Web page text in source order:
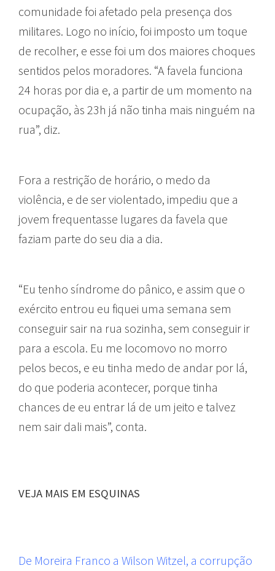
comunidade foi afetado pela presença dos
militares. Logo no início, foi imposto um toque
de recolher, e esse foi um dos maiores choques
sentidos pelos moradores. “A favela funciona
24 horas por dia e, a partir de um momento na
ocupação, às 23h já não tinha mais ninguém na
rua”, diz.
Fora a restrição de horário, o medo da
violência, e de ser violentado, impediu que a
jovem frequentasse lugares da favela que
faziam parte do seu dia a dia.
“Eu tenho síndrome do pânico, e assim que o
exército entrou eu fiquei uma semana sem
conseguir sair na rua sozinha, sem conseguir ir
para a escola. Eu me locomovo no morro
pelos becos, e eu tinha medo de andar por lá,
do que poderia acontecer, porque tinha
chances de eu entrar lá de um jeito e talvez
nem sair dali mais”, conta.
VEJA MAIS EM ESQUINAS
De Moreira Franco a Wilson Witzel, a corrupção